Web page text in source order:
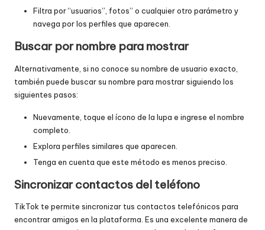
Filtra por “usuarios”, fotos” o cualquier otro parámetro y
navega por los perfiles que aparecen.
Buscar por nombre para mostrar
Alternativamente, si no conoce su nombre de usuario exacto,
también puede buscar su nombre para mostrar siguiendo los
siguientes pasos:
Nuevamente, toque el ícono de la lupa e ingrese el nombre
completo.
Explora perfiles similares que aparecen.
Tenga en cuenta que este método es menos preciso.
Sincronizar contactos del teléfono
TikTok te permite sincronizar tus contactos telefónicos para
encontrar amigos en la plataforma. Es una excelente manera de